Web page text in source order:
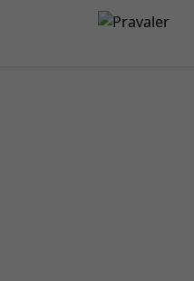
Pular para o conteúdo